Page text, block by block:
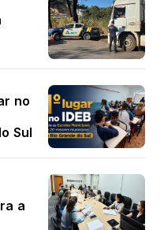
no
Sul
a